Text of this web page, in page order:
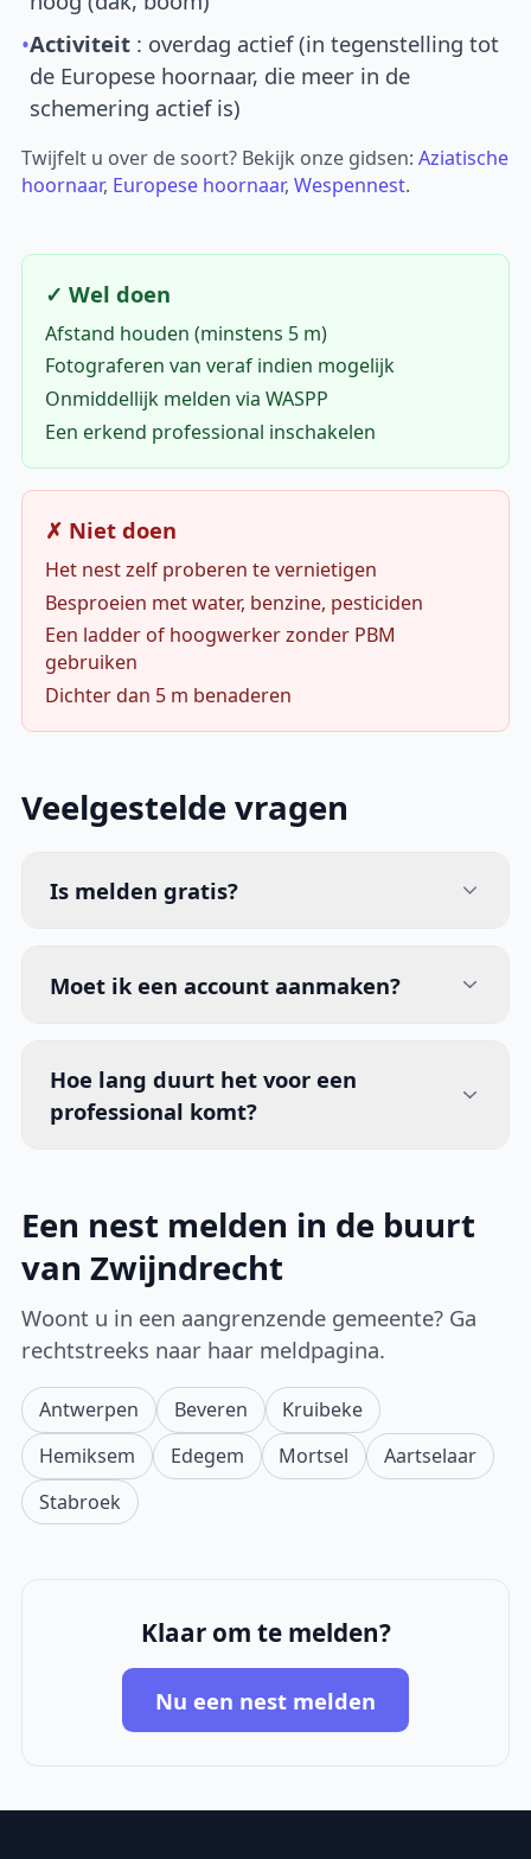
•Activiteit : overdag actief (in tegenstelling tot
de Europese hoornaar, die meer in de
schemering actief is)
Twijfelt u over de soort? Bekijk onze gidsen:Aziatische
hoornaar, Europese hoornaar,Wespennest.
✓ Wel doen
Afstand houden (minstens 5 m)
Fotograferen van veraf indien mogelijk
Onmiddellijk melden via WASPP
Een erkend professional inschakelen
✗ Niet doen
Het nest zelf proberen te vernietigen
Besproeien met water, benzine, pesticiden
Een ladder of hoogwerker zonder PBM
gebruiken
Dichter dan 5 m benaderen
Veelgestelde vragen
Is melden gratis?
Moet ik een account aanmaken?
Hoe lang duurt het voor een
professional komt?
Een nest melden in de buurt
van Zwijndrecht
Woont u in een aangrenzende gemeente? Ga
rechtstreeks naar haar meldpagina.
Antwerpen Beveren
Kruibeke
Hemiksem
Edegem Mortsel
Aartselaar
Stabroek
Klaar om te melden?
Nu een nest melden